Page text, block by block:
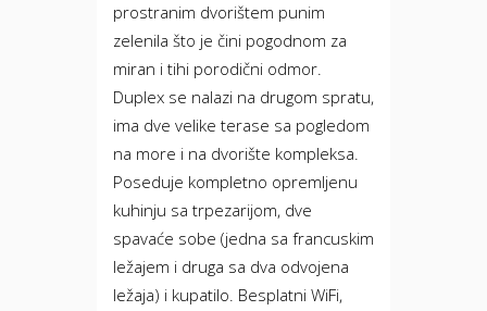
prostranim dvorištem punim
zelenila što je čini pogodnom za
miran i tihi porodični odmor.
Duplex se nalazi na drugom spratu,
ima dve velike terase sa pogledom
na more i na dvorište kompleksa.
Poseduje kompletno opremljenu
kuhinju sa trpezarijom, dve
spavaće sobe (jedna sa francuskim
ležajem i druga sa dva odvojena
ležaja) i kupatilo. Besplatni WiFi,